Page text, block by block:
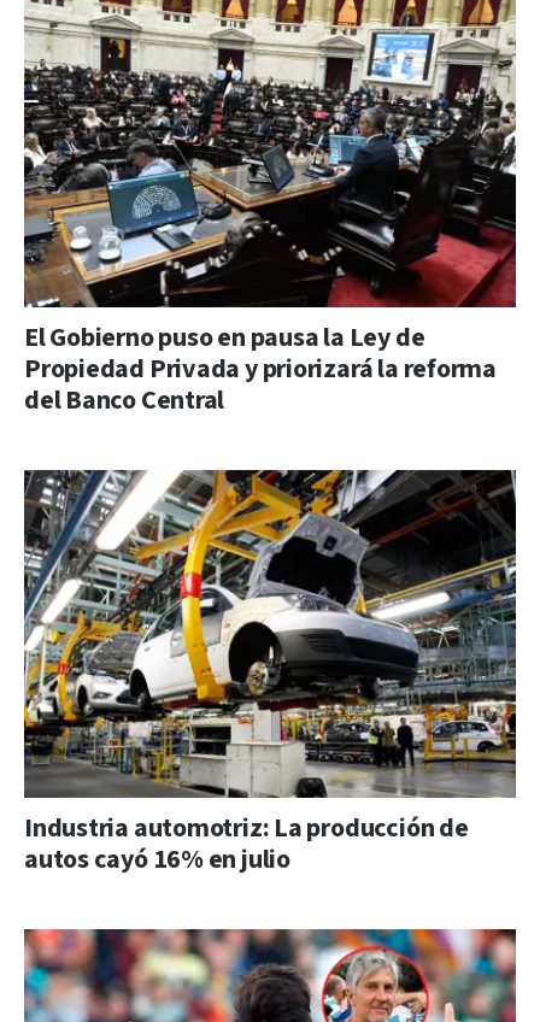
El Gobierno puso en pausa la Ley de
Propiedad Privada y priorizará la reforma
del Banco Central
Industria automotriz: La producción de
autos cayó 16% en julio